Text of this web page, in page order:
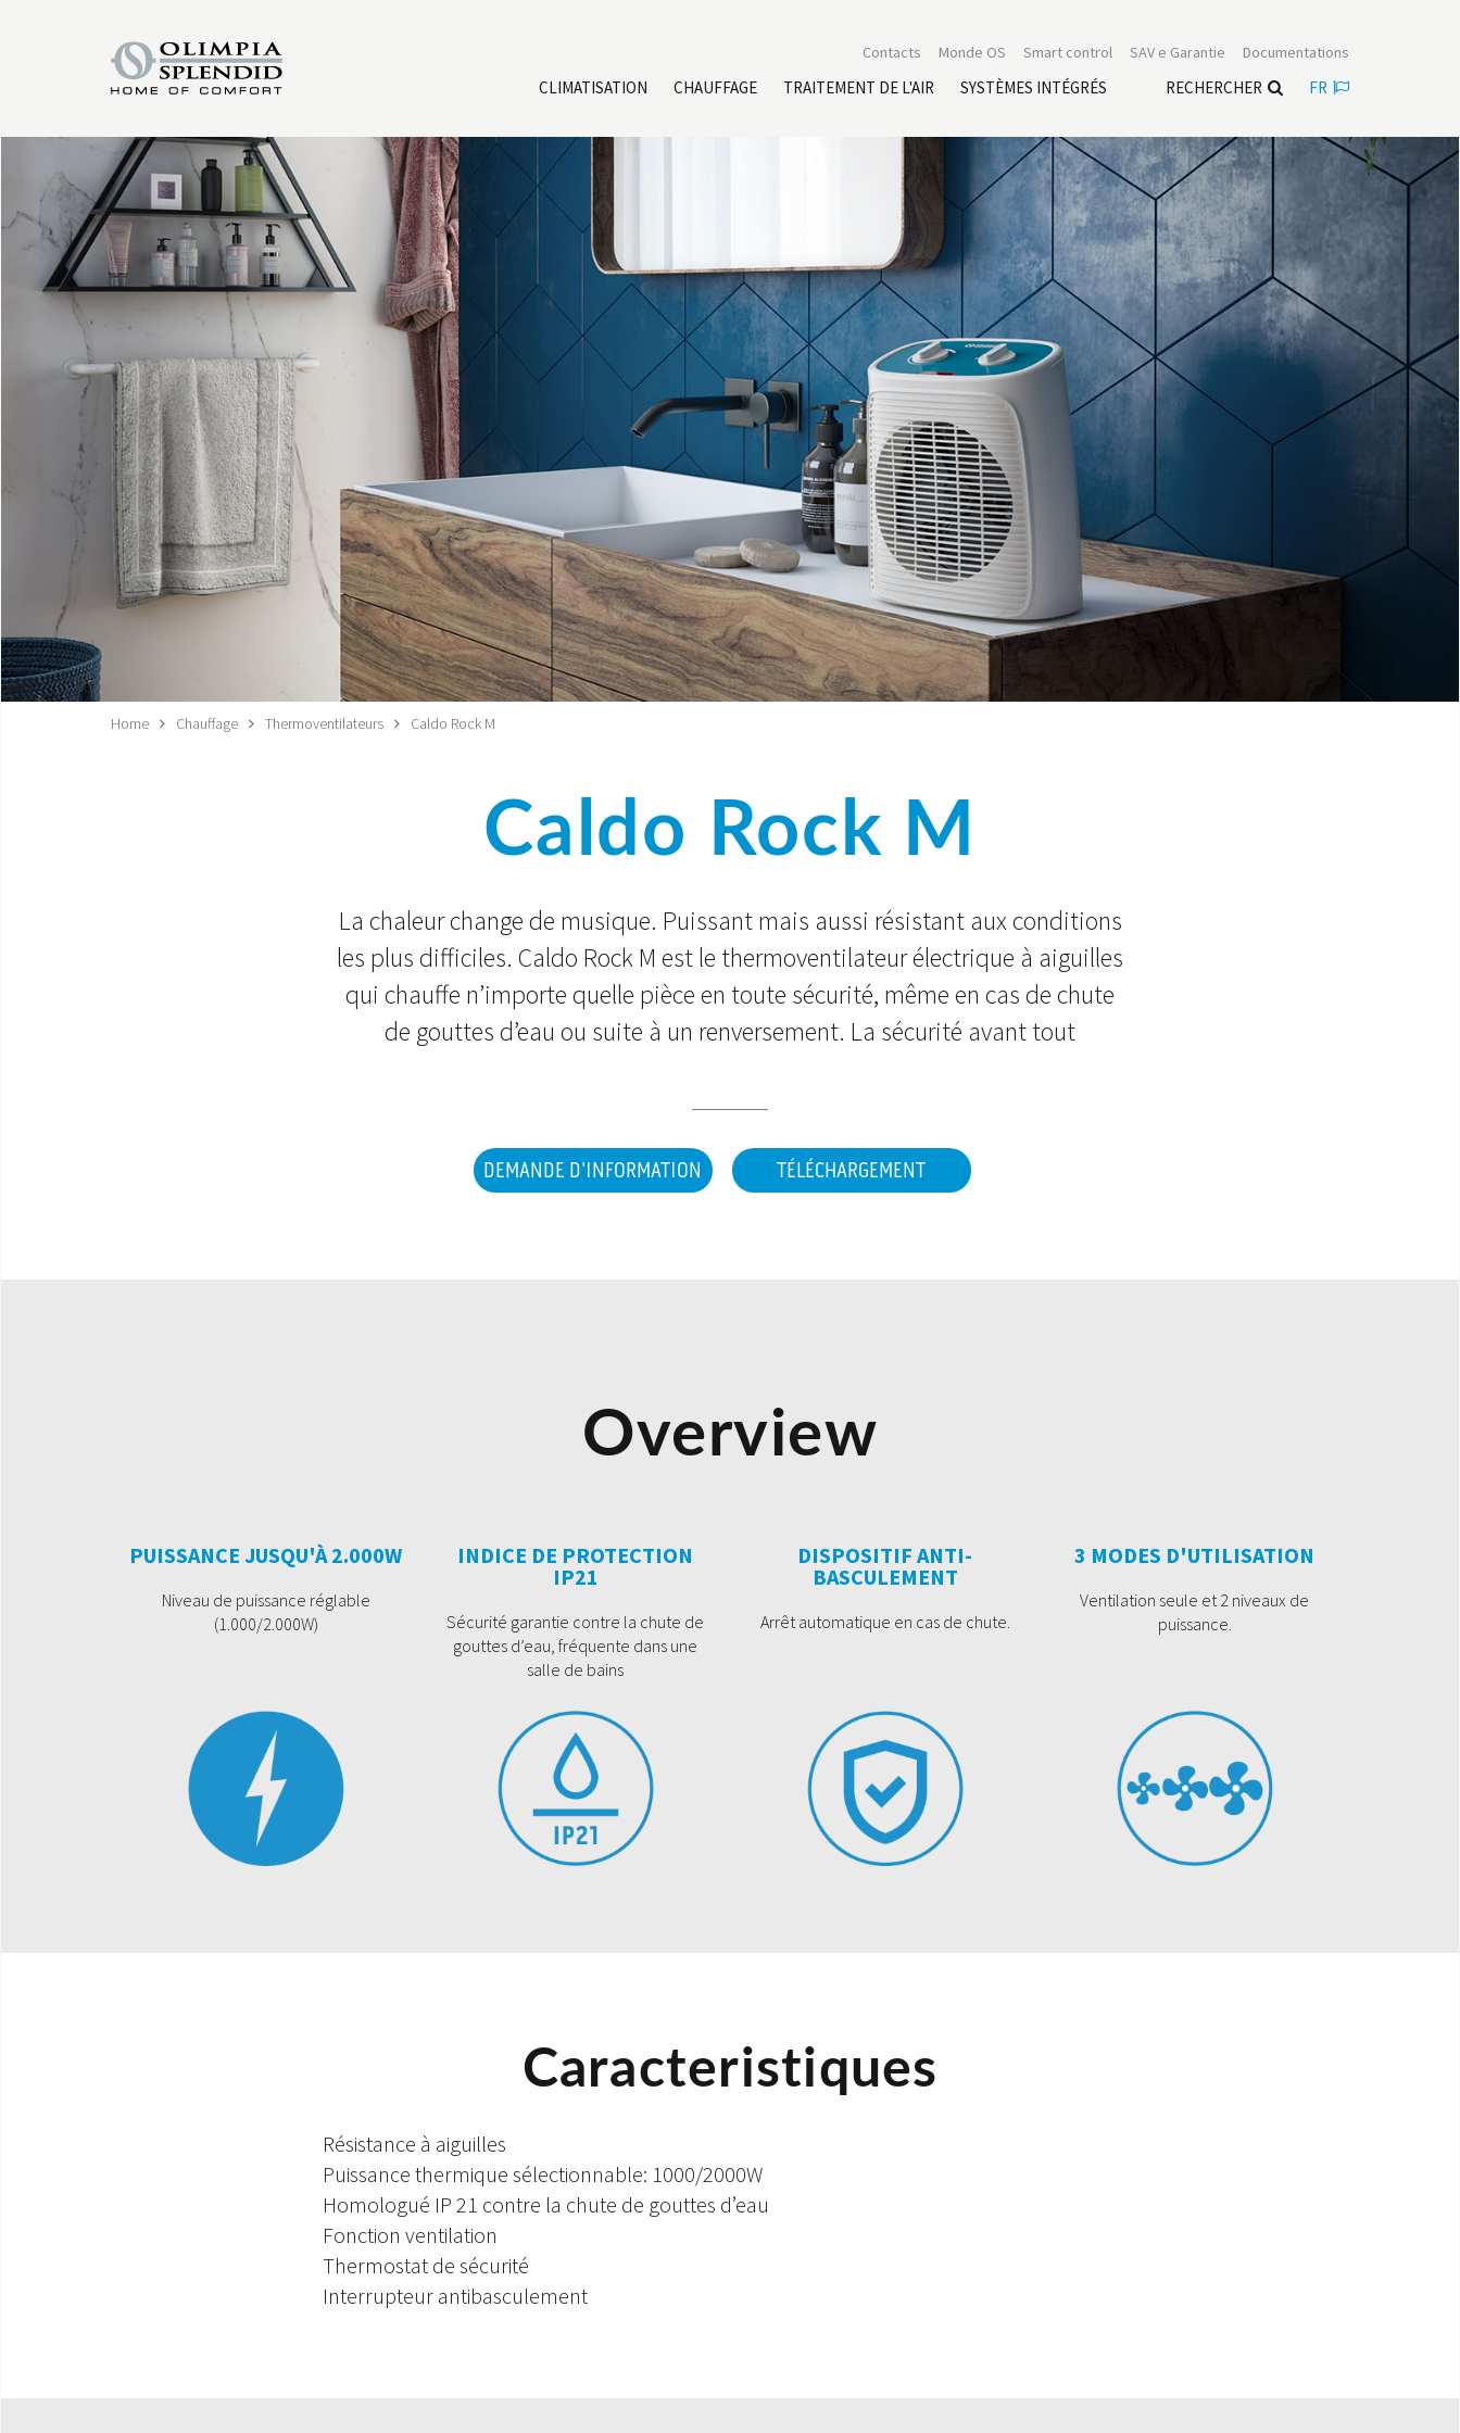
Documentations
SAV e Garantie
Smart control
Monde OS
Contacts
CLIMATISATION CHAUFFAGE TRAITEMENT DE L'AIR SYSTÈMES INTÉGRÉS RECHERCHER FR
Home Chauffage Thermoventilateurs Caldo Rock M
Caldo Rock M
La chaleur change de musique. Puissant mais aussi résistant aux conditions
les plus difficiles. Caldo Rock M est le thermoventilateur électrique à aiguilles
qui chauffe n’importe quelle pièce en toute sécurité, même en cas de chute
de gouttes d’eau ou suite à un renversement. La sécurité avant tout
DEMANDE D'INFORMATION TÉLÉCHARGEMENT
Overview
PUISSANCE JUSQU'À 2.000W
Niveau de puissance réglable
(1.000/2.000W)
INDICE DE PROTECTION
IP21
Sécurité garantie contre la chute de
gouttes d’eau, fréquente dans une
salle de bains
DISPOSITIF ANTI-
BASCULEMENT
Arrêt automatique en cas de chute.
3 MODES D'UTILISATION
Ventilation seule et 2 niveaux de
puissance.
Caracteristiques
Résistance à aiguilles
Puissance thermique sélectionnable: 1000/2000W
Homologué IP 21 contre la chute de gouttes d’eau
Fonction ventilation
Thermostat de sécurité
Interrupteur antibasculement